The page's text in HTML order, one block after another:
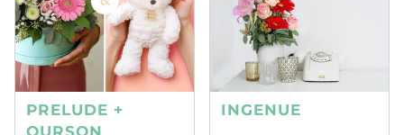
PRELUDE +
INGENUE